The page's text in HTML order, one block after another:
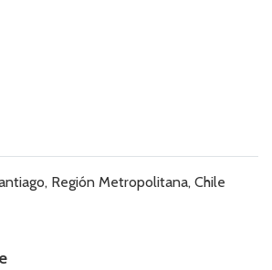
Región Metropolitana, Chile